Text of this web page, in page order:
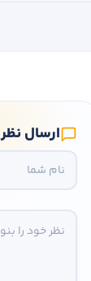
ارسال نظر